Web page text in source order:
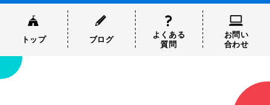
トップ ブログ
よくある
質問
お問い
合わせ